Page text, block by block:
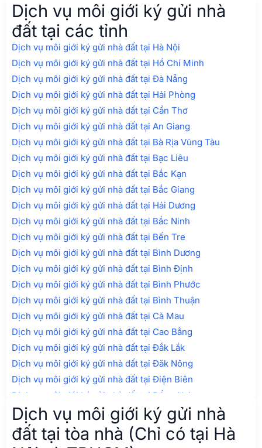
Dịch vụ môi giới ký gửi nhà
đất tại các tỉnh
Dịch vụ môi giới ký gửi nhà đất tại Hà Nội
Dịch vụ môi giới ký gửi nhà đất tại Hồ Chí Minh
Dịch vụ môi giới ký gửi nhà đất tại Đà Nẵng
Dịch vụ môi giới ký gửi nhà đất tại Hải Phòng
Dịch vụ môi giới ký gửi nhà đất tại Cần Thơ
Dịch vụ môi giới ký gửi nhà đất tại An Giang
Dịch vụ môi giới ký gửi nhà đất tại Bà Rịa Vũng Tàu
Dịch vụ môi giới ký gửi nhà đất tại Bạc Liêu
Dịch vụ môi giới ký gửi nhà đất tại Bắc Kạn
Dịch vụ môi giới ký gửi nhà đất tại Bắc Giang
Dịch vụ môi giới ký gửi nhà đất tại Hải Dương
Dịch vụ môi giới ký gửi nhà đất tại Bắc Ninh
Dịch vụ môi giới ký gửi nhà đất tại Bến Tre
Dịch vụ môi giới ký gửi nhà đất tại Bình Dương
Dịch vụ môi giới ký gửi nhà đất tại Bình Định
Dịch vụ môi giới ký gửi nhà đất tại Bình Phước
Dịch vụ môi giới ký gửi nhà đất tại Bình Thuận
Dịch vụ môi giới ký gửi nhà đất tại Cà Mau
Dịch vụ môi giới ký gửi nhà đất tại Cao Bằng
Dịch vụ môi giới ký gửi nhà đất tại Đắk Lắk
Dịch vụ môi giới ký gửi nhà đất tại Đăk Nông
Dịch vụ môi giới ký gửi nhà đất tại Điện Biên
Dịch vụ môi giới ký gửi nhà đất tại Đồng Nai
Dịch vụ môi giới ký gửi nhà đất tại Đồng Tháp
Dịch vụ môi giới ký gửi nhà đất tại Gia Lai
Dịch vụ môi giới ký gửi nhà đất tại Hà Giang
Dịch vụ môi giới ký gửi nhà
đất tại tòa nhà (Chỉ có tại Hà